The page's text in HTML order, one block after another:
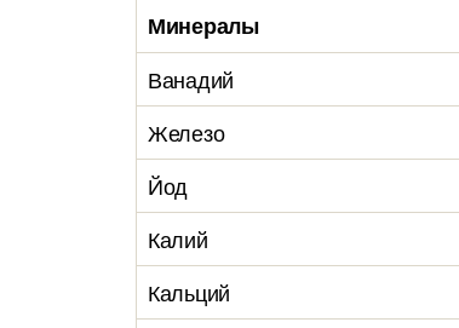
Минералы
Ванадий
Железо
Йод
Калий
Кальций